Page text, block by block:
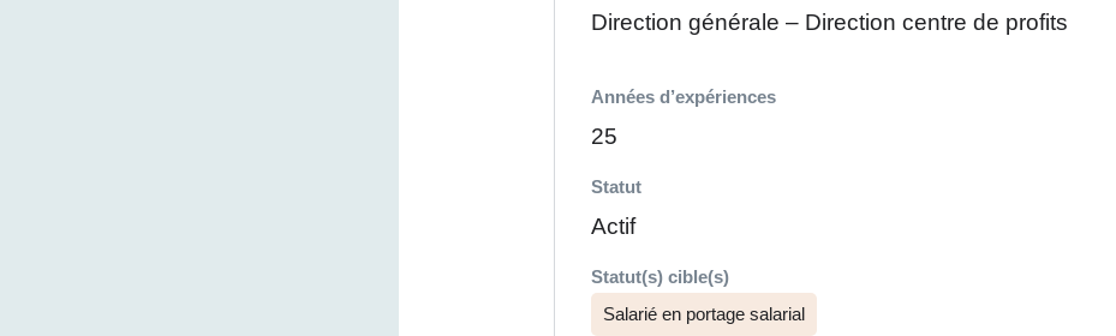
Direction générale – Direction centre de profits
Années d’expériences
25
Statut
Actif
Statut(s) cible(s)
Salarié en portage salarial